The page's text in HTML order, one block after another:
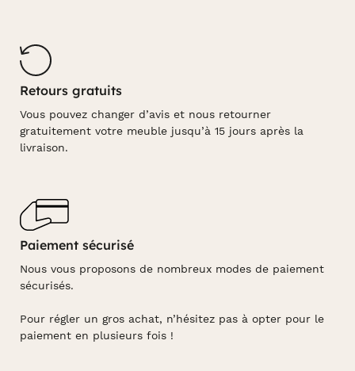
Retours gratuits
Vous pouvez changer d’avis et nous retourner
gratuitement votre meuble jusqu’à 15 jours après la
livraison.
Paiement sécurisé
Nous vous proposons de nombreux modes de paiement
sécurisés.
Pour régler un gros achat, n’hésitez pas à opter pour le
paiement en plusieurs fois !